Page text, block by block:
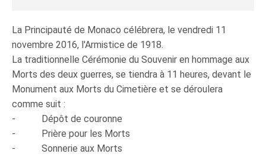
La Principauté de Monaco célébrera, le vendredi 11
novembre 2016, l'Armistice de 1918.
La traditionnelle Cérémonie du Souvenir en hommage aux
Morts des deux guerres, se tiendra à 11 heures, devant le
Monument aux Morts du Cimetière et se déroulera
comme suit :
- Dépôt de couronne
- Prière pour les Morts
- Sonnerie aux Morts